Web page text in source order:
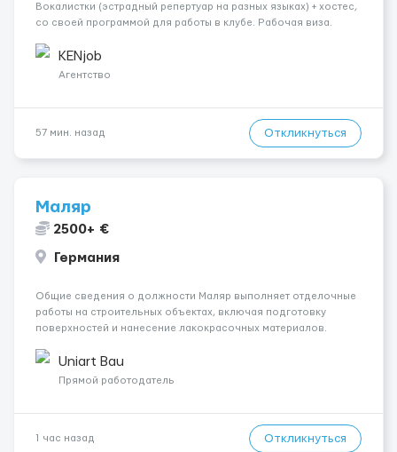
Вокалистки (эстрадный репертуар на разных языках) + хостеc,
со своей программой для работы в клубе. Рабочая виза.
одного до трех месяцев. Мед. страховка. Высокая зарплат...
KENjob
Агентство
57 мин. назад Откликнуться
Маляр
2500+ €
Германия
Общие сведения о должности Маляр выполняет отделочные
работы на строительных объектах, включая подготовку
поверхностей и нанесение лакокрасочных материалов.
профессионалов на месте, приглашения делаем только для
профессионалов с доказательным портф...
Uniart Bau
Прямой работодатель
1 час назад Откликнуться